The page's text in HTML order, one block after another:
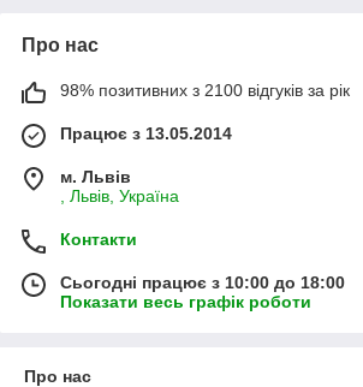
Про нас
98% позитивних з 2100 відгуків за рік
Працює з 13.05.2014
м. Львів
, Львів, Україна
Контакти
Сьогодні працює з 10:00 до 18:00
Показати весь графік роботи
Про нас